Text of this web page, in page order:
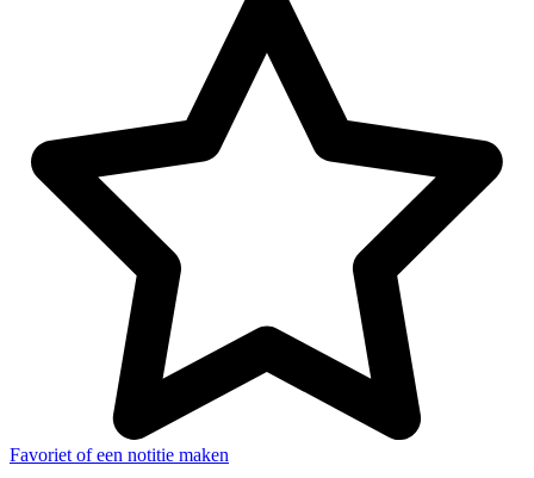
Favoriet of een notitie maken